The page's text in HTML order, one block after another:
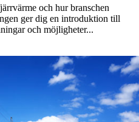
och hur branschen
ger dig en introduktion till
och möjligheter...